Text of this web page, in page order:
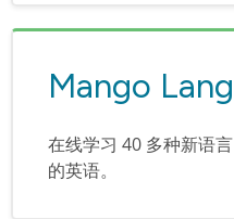
Mango
在线学习 40 多种新语
的英语。